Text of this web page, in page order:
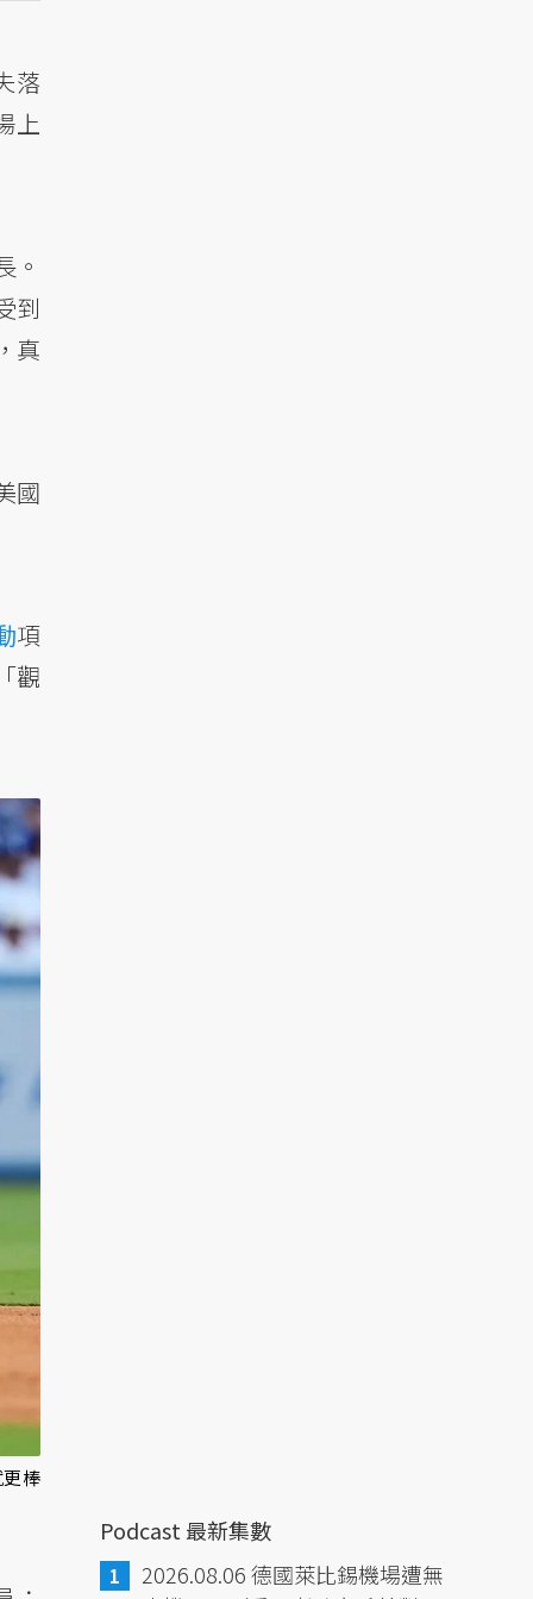
落
上
。
到
真
國
項
觀
棒
Podcast 最新集數
2026.08.06 德國萊比錫機場遭無